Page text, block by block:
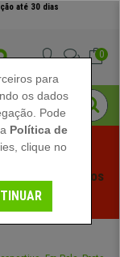
até 30 dias
0
Descontos
Promoção
para
os dados
Pode
Política de
clique no